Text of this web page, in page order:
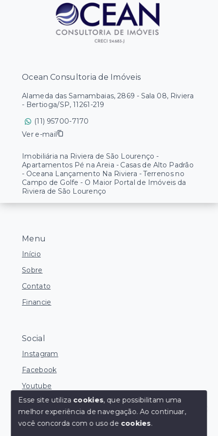
Menu
Início
Sobre
Contato
Financie
Social
Instagram
Facebook
Youtube
© Copyright 2026 - Ocean Consultoria de Imóveis -
Ocean Consultoria de Imóveis
Alameda das Samambaias, 2869 - Sala 08, Riviera
- Bertioga/SP, 11261-219
(11) 95700-7170
Ver e-mail
Imobiliária na Riviera de São Lourenço -
Apartamentos Pé na Areia - Casas de Alto Padrão
- Oceana Lançamento Na Riviera - Terrenos no
Campo de Golfe - O Maior Portal de Imóveis da
Riviera de São Lourenço
Corretores Online
Esse site utiliza cookies, que possibilitam uma
melhor experiência de navegação.Ao continuar,
você concorda com o uso de cookies.